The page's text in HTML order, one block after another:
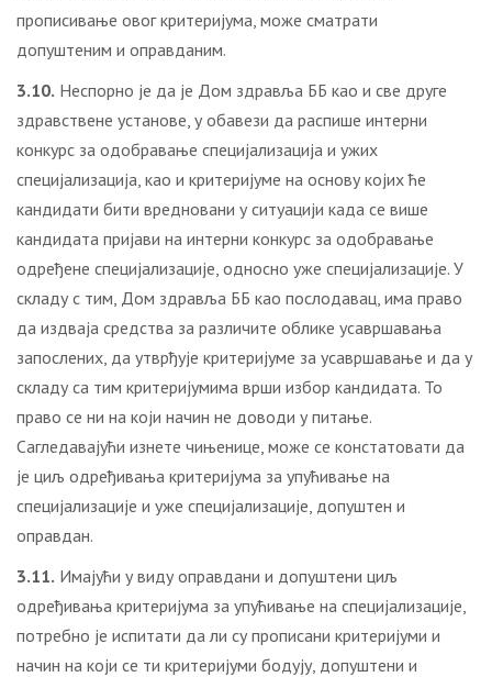
прописивање овог критеријума, може сматрати
допуштеним и оправданим.
3.10. Неспорно је да је Дом здравља ББ као и све друге
здравствене установе, у обавези да распише интерни
конкурс за одобравање специјализација и ужих
специјализација, као и критеријуме на основу којих ће
кандидати бити вредновани у ситуацији када се више
кандидата пријави на интерни конкурс за одобравање
одређене специјализације, односно уже специјализације. У
складу с тим, Дом здравља ББ као послодавац, има право
да издваја средства за различите облике усавршавања
запослених, да утврђује критеријуме за усавршавање и да у
складу са тим критеријумима врши избор кандидата. То
право се ни на који начин не доводи у питање.
Сагледавајући изнете чињенице, може се констатовати да
је циљ одређивања критеријума за упућивање на
специјализације и уже специјализације, допуштен и
оправдан.
3.11. Имајући у виду оправдани и допуштени циљ
одређивања критеријума за упућивање на специјализације,
потребно је испитати да ли су прописани критеријуми и
начин на који се ти критеријуми бодују, допуштени и